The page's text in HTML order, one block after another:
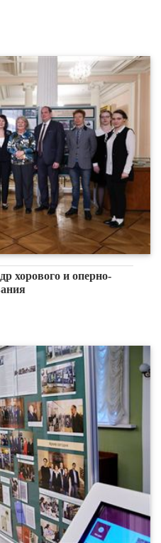
хорового и оперно-